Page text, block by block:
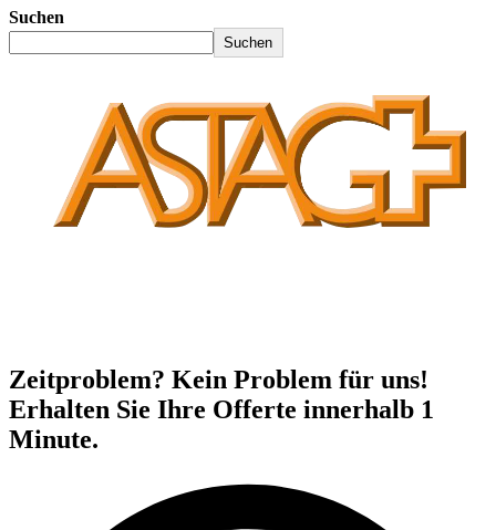
Suchen
Suchen
Zeitproblem? Kein Problem für uns!
Erhalten Sie Ihre Offerte innerhalb 1
Minute.